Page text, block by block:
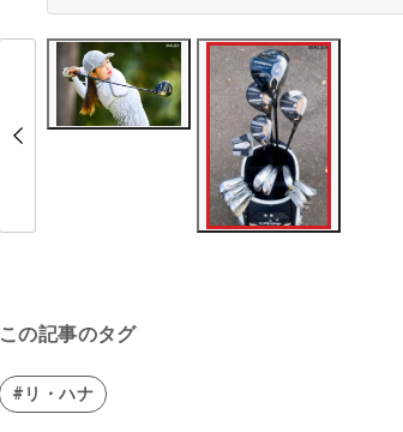
この記事のタグ
#リ・ハナ